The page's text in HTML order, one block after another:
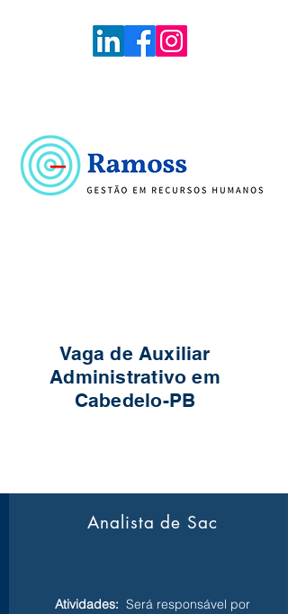
Vaga de Auxiliar
Administrativo em
Cabedelo-PB
Analista de Sac
Atividades: Será responsável por